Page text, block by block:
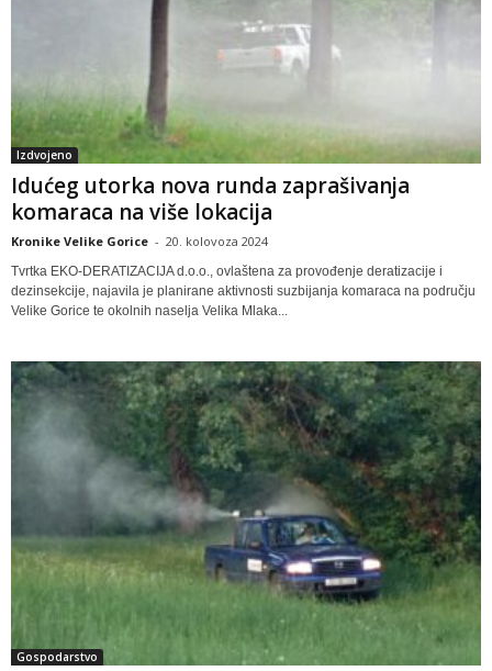
Izdvojeno
Idućeg utorka nova runda zaprašivanja
komaraca na više lokacija
Kronike Velike Gorice - 20. kolovoza 2024
Tvrtka EKO-DERATIZACIJA d.o.o., ovlaštena za provođenje deratizacije i
dezinsekcije, najavila je planirane aktivnosti suzbijanja komaraca na području
Velike Gorice te okolnih naselja Velika Mlaka...
Gospodarstvo